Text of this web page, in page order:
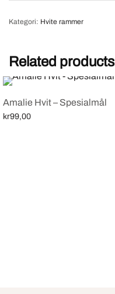
Kategori: Hvite rammer
Related products
Amalie Hvit – Spesialmål
kr99,00